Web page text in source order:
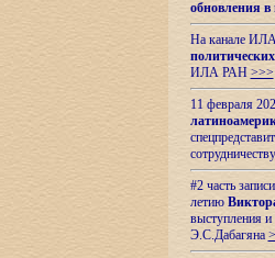
обновления в
На канале
ИЛА РАН >>>
11 февраля
#2 часть
летию
выступления
Э.С.Дабагяна